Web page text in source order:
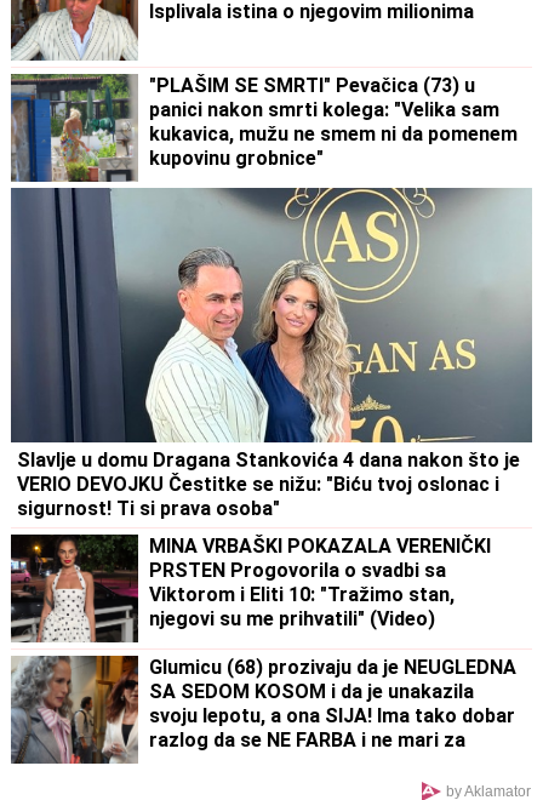
Isplivala istina o njegovim milionima
"PLAŠIM SE SMRTI" Pevačica (73) u
panici nakon smrti kolega: "Velika sam
kukavica, mužu ne smem ni da pomenem
kupovinu grobnice"
Slavlje u domu Dragana Stankovića 4 dana nakon što je
VERIO DEVOJKU Čestitke se nižu: "Biću tvoj oslonac i
sigurnost! Ti si prava osoba"
MINA VRBAŠKI POKAZALA VERENIČKI
PRSTEN Progovorila o svadbi sa
Viktorom i Eliti 10: "Tražimo stan,
njegovi su me prihvatili" (Video)
Glumicu (68) prozivaju da je NEUGLEDNA
SA SEDOM KOSOM i da je unakazila
svoju lepotu, a ona SIJA! Ima tako dobar
razlog da se NE FARBA i ne mari za
by Aklamator